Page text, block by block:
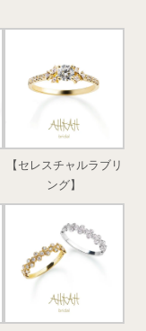
【セレスチャルラブリ
ング】